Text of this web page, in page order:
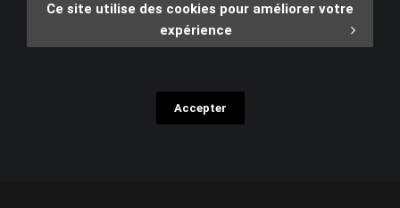
Ce site utilise des cookies pour améliorer votre
expérience
Accepter